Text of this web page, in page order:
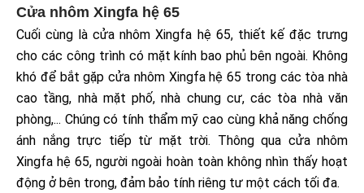
Cửa nhôm Xingfa hệ 65
Cuối cùng là cửa nhôm Xingfa hệ 65, thiết kế đặc trưng
cho các công trình có mặt kính bao phủ bên ngoài. Không
khó để bắt gặp cửa nhôm Xingfa hệ 65 trong các tòa nhà
cao tầng, nhà mặt phố, nhà chung cư, các tòa nhà văn
phòng,... Chúng có tính thẩm mỹ cao cùng khả năng chống
ánh nắng trực tiếp từ mặt trời. Thông qua cửa nhôm
Xingfa hệ 65, người ngoài hoàn toàn không nhìn thấy hoạt
động ở bên trong, đảm bảo tính riêng tư một cách tối đa.